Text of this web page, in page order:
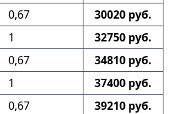
0,67
30020 руб.
1
32750 руб.
0,67
34810 руб.
1
37400 руб.
0,67 39210 руб.